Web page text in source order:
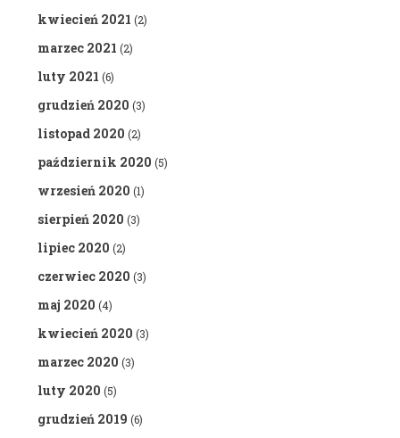
kwiecień 2021 (2)
marzec 2021 (2)
luty 2021 (6)
grudzień 2020 (3)
listopad 2020 (2)
październik 2020 (5)
wrzesień 2020 (1)
sierpień 2020 (3)
lipiec 2020 (2)
czerwiec 2020 (3)
maj 2020 (4)
kwiecień 2020 (3)
marzec 2020 (3)
luty 2020 (5)
grudzień 2019 (6)